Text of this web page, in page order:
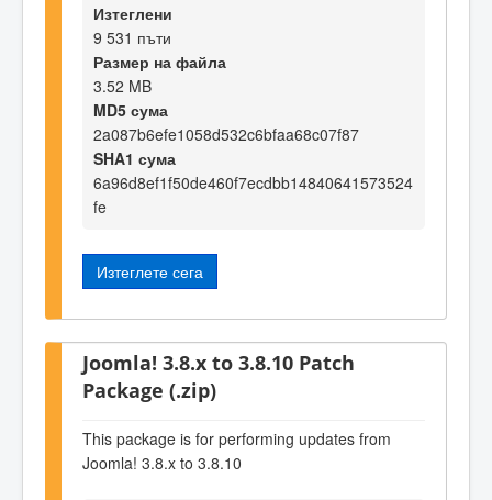
Изтеглени
9 531 пъти
Размер на файла
3.52 MB
MD5 сума
2a087b6efe1058d532c6bfaa68c07f87
SHA1 сума
6a96d8ef1f50de460f7ecdbb14840641573524
fe
Изтеглете сега
Joomla! 3.8.x to 3.8.10 Patch
Package (.zip)
This package is for performing updates from
Joomla! 3.8.x to 3.8.10